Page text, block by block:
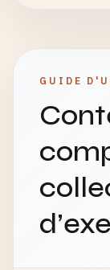
# Mazda
# Subaru
GUIDE